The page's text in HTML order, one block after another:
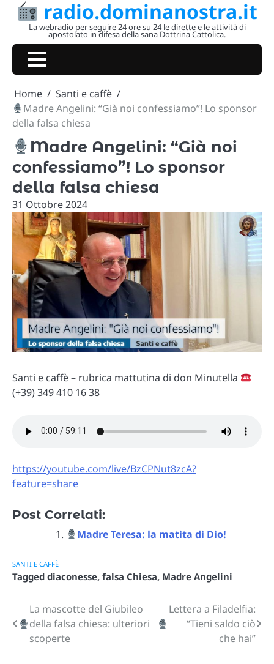
Skip
radio.dominanostra.it
La webradio per seguire 24 ore su 24 le dirette e le attività di
apostolato in difesa della sana Dottrina Cattolica.
Home
Santi e caffè
Madre Angelini: “Già noi confessiamo”! Lo sponsor
della falsa chiesa
Madre Angelini: “Già noi
confessiamo”! Lo sponsor
della falsa chiesa
31 Ottobre 2024
Santi e caffè – rubrica mattutina di don Minutella
(+39) 349 410 16 38
https://youtube.com/live/BzCPNut8zcA?
feature=share
Post Correlati:
Madre Teresa: la matita di Dio!
SANTI E CAFFÈ
Tagged diaconesse, falsa Chiesa, Madre Angelini
Navigazione
articoli
La mascotte del Giubileo
della falsa chiesa: ulteriori
scoperte
Lettera a Filadelfia:
“Tieni saldo ciò
che hai”